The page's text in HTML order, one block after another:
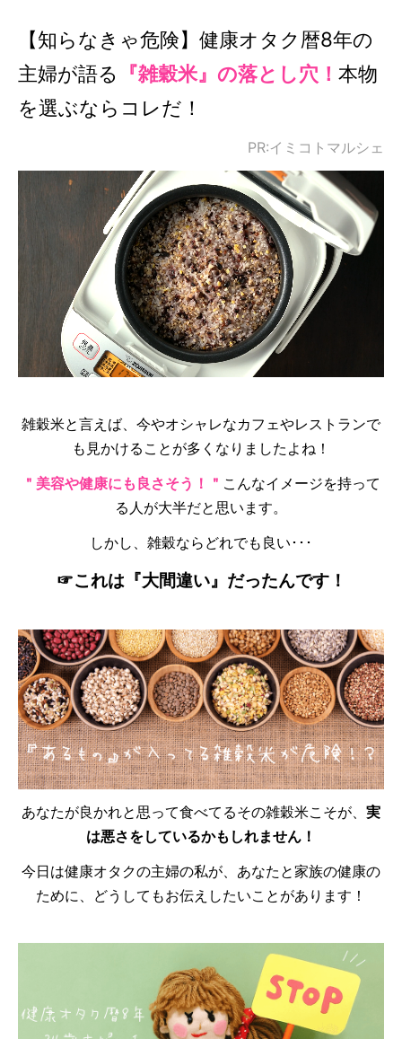
【知らなきゃ危険】健康オタク暦8年の
主婦が語る
『雑穀米』の落とし穴！ 本物
を選ぶならコレだ！
PR:イミコトマルシェ
雑穀米と言えば、今やオシャレなカフェやレストランで
も見かけることが多くなりましたよね！
＂美容や健康にも良さそう！＂ こんなイメージを持って
る人が大半だと思います。
しかし、雑穀ならどれでも良い･･･
☞これは『大間違い』だったんです！
あなたが良かれと思って食べてるその雑穀米こそが、 実
は悪さをしているかもしれません！
今日は健康オタクの主婦の私が、あなたと家族の健康の
ために、どうしてもお伝えしたいことがあります！